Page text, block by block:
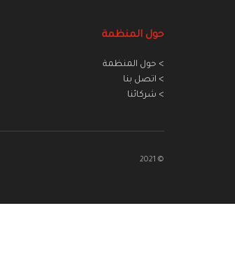
حول المنظمة
> حول المنظمة
> اتصل بنا
> شركائنا
© 2021